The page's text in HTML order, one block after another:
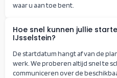
waar u aan toe bent.
Hoe snel kunnen jullie
IJsselstein?
De startdatum hangt af van de
werk. We proberen altijd snel te
communiceren over de